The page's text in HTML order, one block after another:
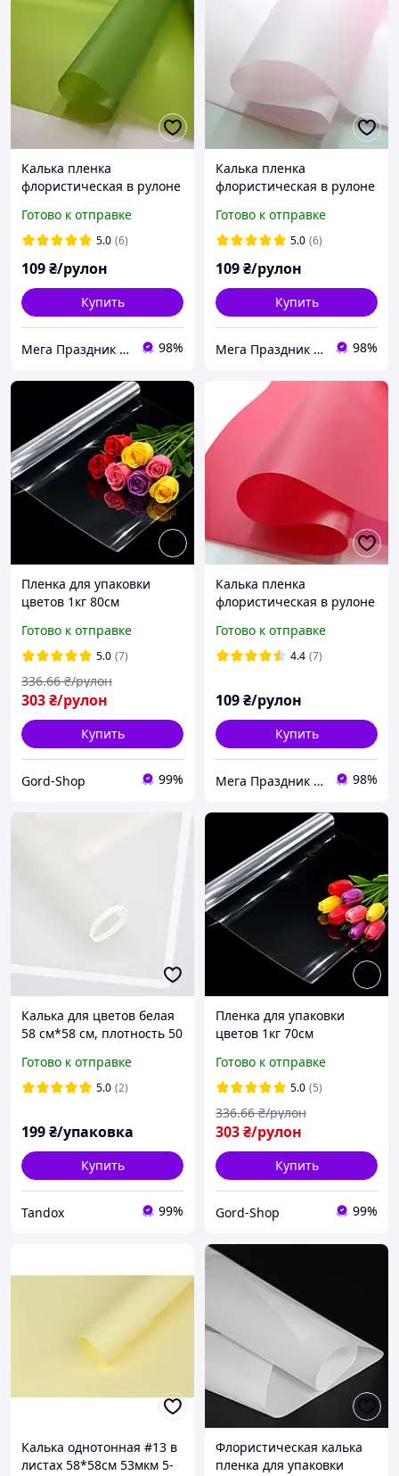
Калька пленка
флористическая в рулоне
однотонная 65-70см*8-9
м
Готово к отправке
5.0 (6)
109₴/рулон
Купить
Мега Праздник – магазин аксессуаров для праздника и все для оформления воздушными шарами ОПТ. 98%
Калька пленка
флористическая в рулоне
однотонная 65см*8 м
Готово к отправке
5.0 (6)
109₴/рулон
Купить
Мега Праздник – магазин аксессуаров для праздника и все для оформления воздушными шарами ОПТ. 98%
Пленка для упаковки
цветов 1кг 80см
флористическая
упаковочная калька
слюда для букетов и
подарков
Готово к отправке
5.0 (7)
303₴/рулон
336.66 ₴/рулон
Купить
Gord-Shop 99%
Калька пленка
флористическая в рулоне
однотонная 65-70см*8- 9
м
Готово к отправке
4.4 (7)
109₴/рулон
Купить
Мега Праздник – магазин аксессуаров для праздника и все для оформления воздушными шарами ОПТ. 98%
Калька для цветов белая
58 см*58 см, плотность 50
Готово к отправке
5.0 (2)
199₴/упаковка
Купить
Tandox 99%
Пленка для упаковки
цветов 1кг 70см
флористическая
упаковочная калька
слюда для букетов и
подарков
Готово к отправке
5.0 (5)
303₴/рулон
336.66 ₴/рулон
Купить
Gord-Shop 99%
Калька однотонная #13 в
листах 58*58cм 53мкм 5-
Флористическая калька
пленка для упаковки